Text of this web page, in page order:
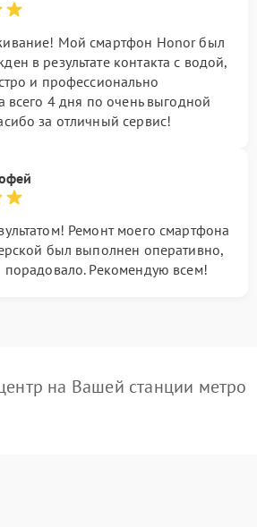
Мой смартфон Honor был
в результате контакта с водой,
и профессионально
всего 4 дня по очень выгодной
за отличный сервис!
Ремонт моего смартфона
был выполнен оперативно,
порадовало. Рекомендую всем!
на Вашей станции метро